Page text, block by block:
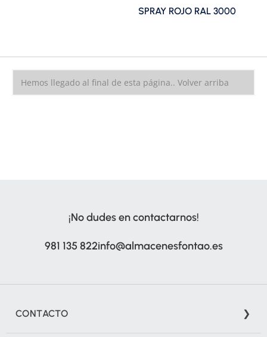
SPRAY ROJO RAL 3000
Hemos llegado al final de esta página.. Volver arriba
¡No dudes en contactarnos!
981 135 822info@almacenesfontao.es
CONTACTO